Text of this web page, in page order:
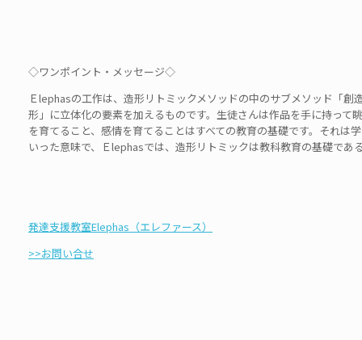
◇ワンポイント・メッセージ◇
Ｅlephasの工作は、造形リトミックメソッドの中のサブメソッド「
形」に立体化の要素を加えるものです。生徒さんは作品を手に持っ
を育てること、感情を育てることはすべての教育の基礎です。それは
いった意味で、Ｅlephasでは、造形リトミックは教科教育の基礎である
発達支援教室Elephas（エレファース）
>>お問い合せ